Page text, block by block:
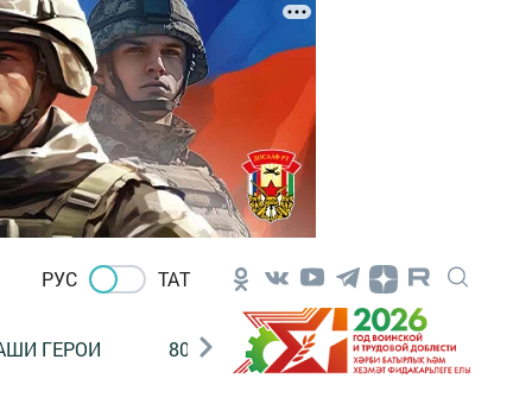
РУС ТАТ
ГЕРОИ 80 ЛЕТ ПОБЕДЫ! Финансовая